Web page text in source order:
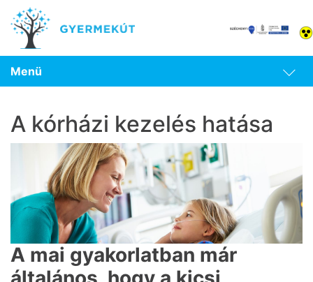
Menü
A kórházi kezelés hatása
A mai gyakorlatban már